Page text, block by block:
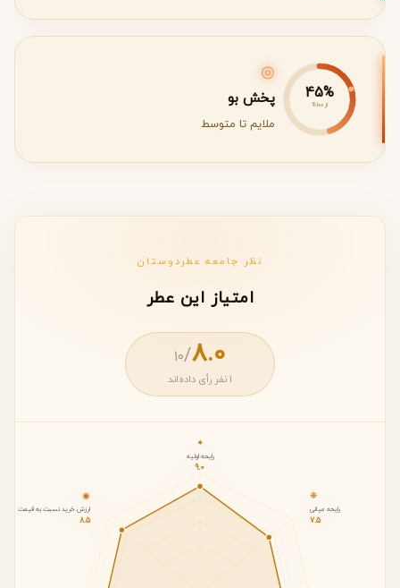
45%
از 100%
◎
پخش بو
ملایم تا متوسط
نظر جامعه عطردوستان
امتیاز این عطر
8.0
/۱۰
1 نفر رأی داده‌اند
✦
رایحه اولیه
9.0
❋
رایحه میانی
7.5
◉
ارزش خرید نسبت به قیمت
8.5